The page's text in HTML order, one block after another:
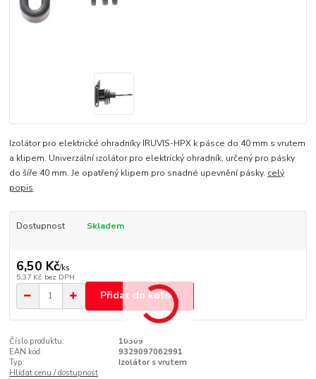
Izolátor pro elektrické ohradníky IRUVIS-HPX k pásce do 40 mm s vrutem
a klipem. Univerzální izolátor pro elektrický ohradník, určený pro pásky
do šíře 40 mm. Je opatřený klipem pro snadné upevnění pásky. celý
popis
Dostupnost Skladem
6,50 Kč/ks
5,37 Kč bez DPH
Přidat do košíku
Číslo produktu:
10309
EAN kód:
9329097062991
Typ:
Izolátor s vrutem
Hlídat cenu / dostupnost